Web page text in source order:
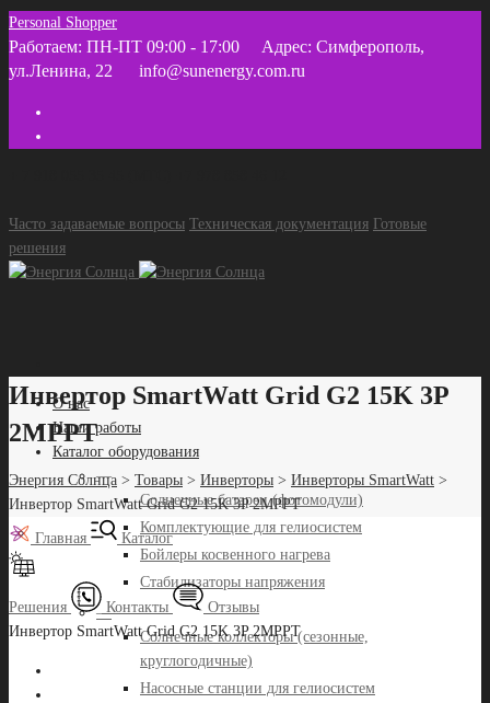
Personal Shopper
Работаем: ПН-ПТ 09:00 - 17:00
Адрес: Симферополь,
ул.Ленина, 22
info@sunenergy.com.ru
Часто задаваемые вопросы Техническая документация Готовые
решения
О нас
Наши работы
Каталог оборудования
—
Солнечные батареи (фотомодули)
Комплектующие для гелиосистем
Бойлеры косвенного нагрева
Стабилизаторы напряжения
—
Солнечные коллекторы (сезонные,
круглогодичные)
Насосные станции для гелиосистем
Инвертор SmartWatt Grid G2 15K 3P
2MPPT
Энергия Солнца > Товары > Инверторы > Инверторы SmartWatt >
Инвертор SmartWatt Grid G2 15K 3P 2MPPT
Главная Каталог
Решения Контакты
Отзывы
Инвертор SmartWatt Grid G2 15K 3P 2MPPT